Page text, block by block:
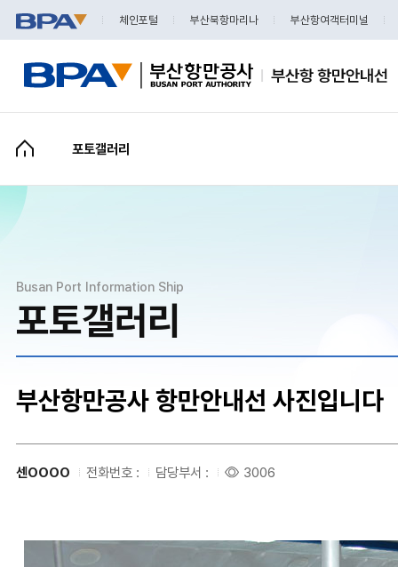
체인포털 부산북항마리나 부산항여객터미널
포토갤러리
소개
Q&A
Busan Port Information Ship
포토갤러리
부산항만공사 항만안내선 사진입니다
센OOOO 전화번호 : 담당부서 : 3006